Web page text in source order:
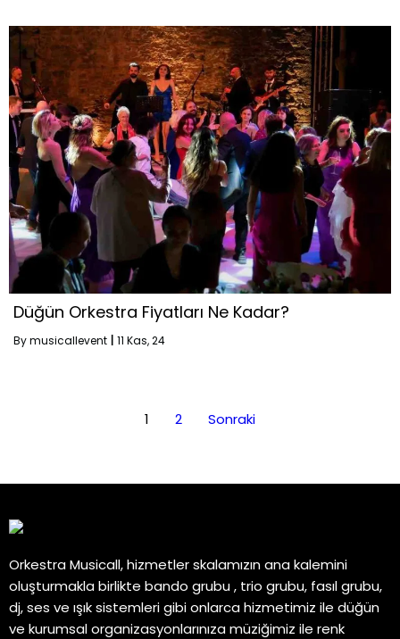
Düğün Orkestra Fiyatları Ne Kadar?
Bymusicallevent 11 Kas, 24
1 2 Sonraki
Orkestra Musicall, hizmetler skalamızın ana kalemini
oluşturmakla birlikte bando grubu , trio grubu, fasıl grubu,
dj, ses ve ışık sistemleri gibi onlarca hizmetimiz ile düğün
ve kurumsal organizasyonlarınıza müziğimiz ile renk